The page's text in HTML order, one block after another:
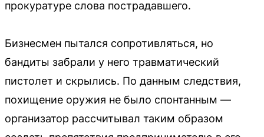
прокуратуре слова пострадавшего.
Бизнесмен пытался сопротивляться, но
бандиты забрали у него травматический
пистолет и скрылись. По данным следствия,
похищение оружия не было спонтанным —
организатор рассчитывал таким образом